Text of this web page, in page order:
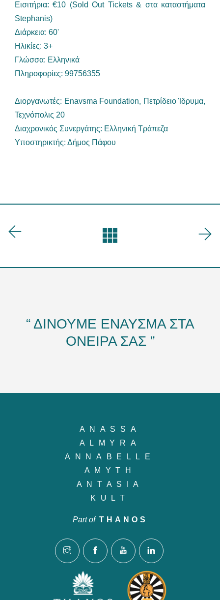
Εισιτήρια: €10 (Sold Out Tickets & στα καταστήματα
Stephanis)
Διάρκεια: 60'
Ηλικίες: 3+
Γλώσσα: Ελληνικά
Πληροφορίες: 99756355
Διοργανωτές: Enavsma Foundation, Πετρίδειο Ίδρυμα,
Τεχνόπολις 20
Διαχρονικός Συνεργάτης: Ελληνική Τράπεζα
Υποστηρικτής: Δήμος Πάφου
“ ΔΙΝΟΥΜΕ ΕΝΑΥΣΜΑ ΣΤΑ
ΟΝΕΙΡΑ ΣΑΣ ”
ANASSA
ALMYRA
ANNABELLE
AMYTH
ANTASIA
KULT
Part of THANOS